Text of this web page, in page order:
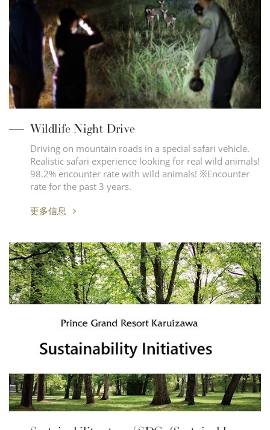
Wildlife Night Drive
Driving on mountain roads in a special safari vehicle.
Realistic safari experience looking for real wild animals!
98.2% encounter rate with wild animals! ※Encounter
rate for the past 3 years.
更多信息